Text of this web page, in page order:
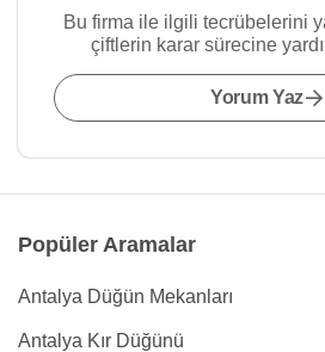
Bu firma ile ilgili tecrübelerini
çiftlerin karar sürecine
Yorum Yaz
Popüler Aramalar
Antalya Düğün Mekanları
Antalya Kır Düğünü